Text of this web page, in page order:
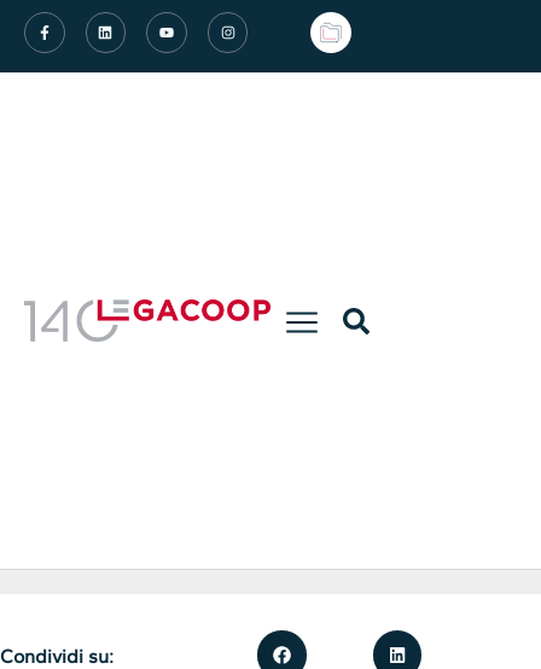
Condividi su: